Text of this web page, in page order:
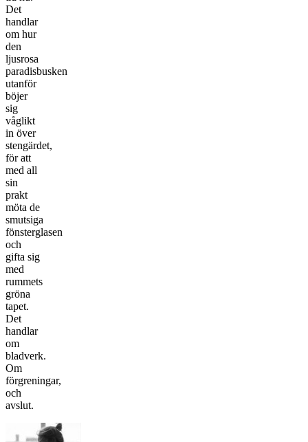
Det
handlar
om hur
den
ljusrosa
paradisbusken
utanför
böjer
sig
våglikt
in över
stengärdet,
för att
med all
sin
prakt
möta de
smutsiga
fönsterglasen
och
gifta sig
med
rummets
gröna
tapet.
Det
handlar
om
bladverk.
Om
förgreningar,
och
avslut.